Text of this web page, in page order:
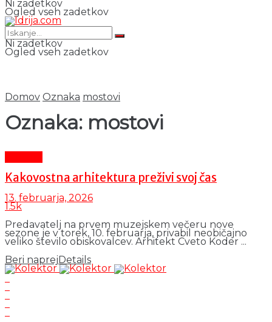
Ni zadetkov
Ogled vseh zadetkov
Ni zadetkov
Ogled vseh zadetkov
Domov Oznaka mostovi
Oznaka: mostovi
Kakovostna arhitektura preživi svoj čas
13. februarja, 2026
1.5k
Predavatelj na prvem muzejskem večeru nove
sezone je v torek, 10. februarja, privabil neobičajno
veliko število obiskovalcev. Arhitekt Cveto Koder ...
Beri naprej Details